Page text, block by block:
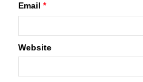
Email *
Website